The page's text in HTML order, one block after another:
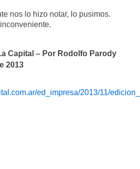
nos lo hizo notar, lo pusimos.
Capital – Por Rodolfo Parody
2013
ed_impresa/2013/11/